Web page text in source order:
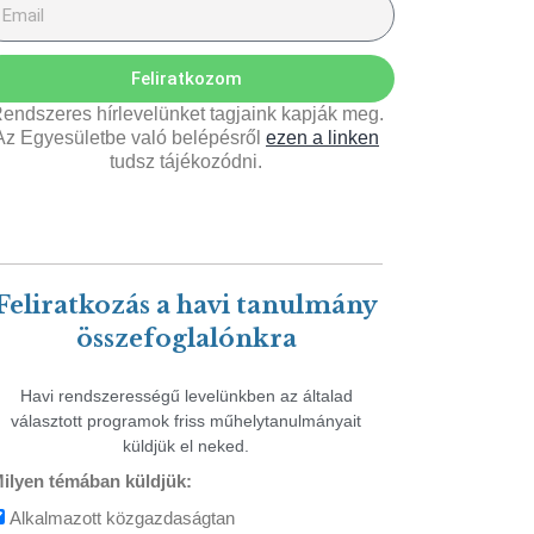
Feliratkozom
hírlevelünket tagjaink kapják meg.
Egyesületbe való belépésről ezen a linken
tudsz tájékozódni.
a havi tanulmány
összefoglalónkra
Havi rendszerességű levelünkben az általad
választott programok friss műhelytanulmányait
küldjük el neked.
témában küldjük:
Alkalmazott közgazdaságtan